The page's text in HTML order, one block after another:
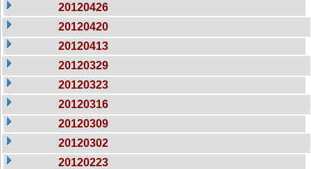
20120426
20120420
20120413
20120329
20120323
20120316
20120309
20120302
20120223